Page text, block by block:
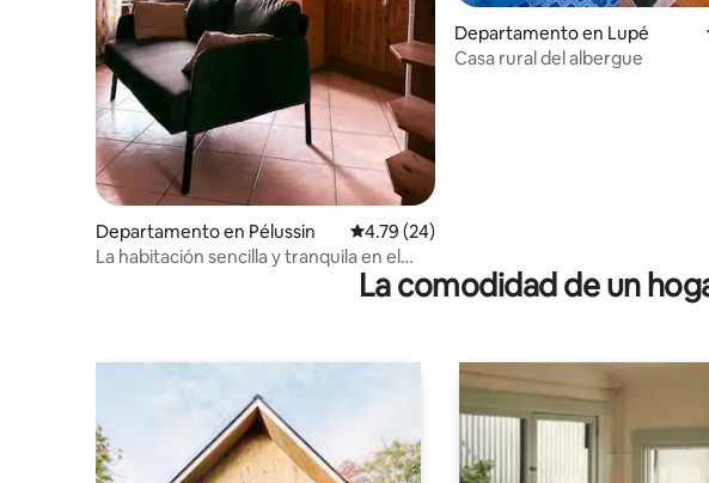
Departamento en Pélussin Calificación promedio: 4.79 de 5; 24
4.79 (24)
La habitación sencilla y tranquila en el
Departamento en Lupé
Casa rural del albergue
La comodidad de un